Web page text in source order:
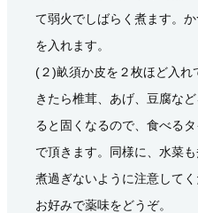
て弱火でしばらく煮ます。
を入れます。
(２)畝須か皮を２枚ほど入
きたら椎茸、あげ、豆腐な
ると固くなるので、食べる
で頂きます。同様に、水菜
煮過ぎないように注意してく
お好みで薬味をどうぞ。